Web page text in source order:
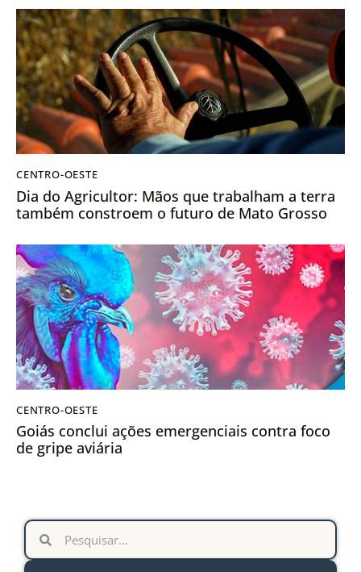
CENTRO-OESTE
Dia do Agricultor: Mãos que trabalham a terra
também constroem o futuro de Mato Grosso
CENTRO-OESTE
Goiás conclui ações emergenciais contra foco
de gripe aviária